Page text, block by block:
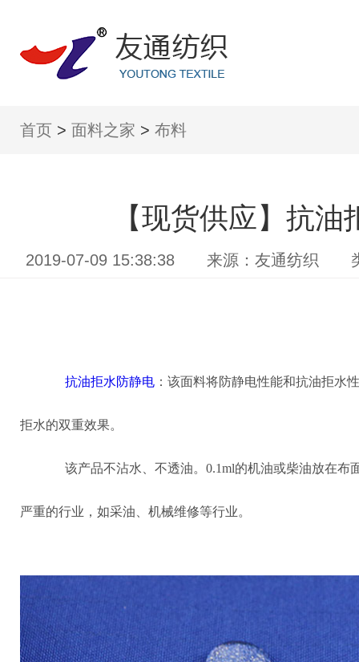
首页 > 面料之家 > 布料
【现货供应】抗
2019-07-09 15:38:38 来源：友通纺织
抗油拒水防静电 ：该面料将防静电性能和抗油拒水
拒水的双重效果。
该产品不沾水、不透油。0.1ml的机油或柴油放在布
严重的行业，如采油、机械维修等行业。